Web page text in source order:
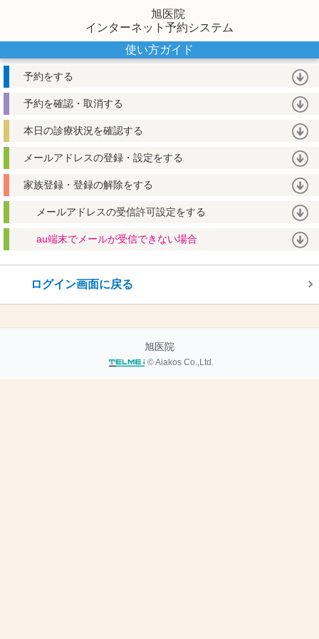
旭医院
インターネット予約システム
使い方ガイド
予約をする
予約を確認・取消する
本日の診療状況を確認する
メールアドレスの登録・設定をする
家族登録・登録の解除をする
メールアドレスの受信許可設定をする
au端末でメールが受信できない場合
ログイン画面に戻る
旭医院
© Aiakos Co.,Ltd.